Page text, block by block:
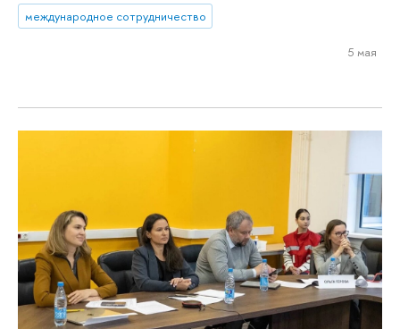
международное сотрудничество
5 мая